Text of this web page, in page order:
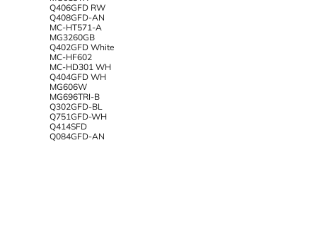
Q406GFD RW
Q408GFD-AN
MC-HT571-A
MG3260GB
Q402GFD White
MC-HF602
MC-HD301 WH
Q404GFD WH
MG606W
MG696TRI-B
Q302GFD-BL
Q751GFD-WH
Q414SFD
Q084GFD-AN